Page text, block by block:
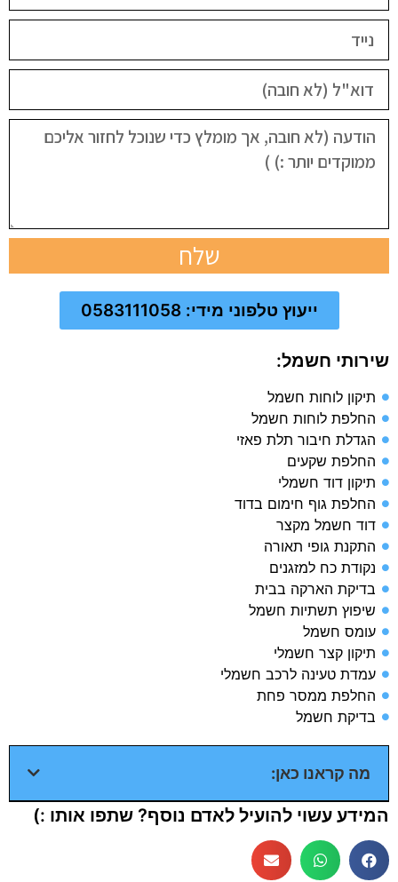
שלח
ייעוץ טלפוני מידי: 0583111058
שירותי חשמל:
תיקון לוחות חשמל
החלפת לוחות חשמל
הגדלת חיבור תלת פאזי
החלפת שקעים
תיקון דוד חשמלי
החלפת גוף חימום בדוד
דוד חשמל מקצר
התקנת גופי תאורה
נקודת כח למזגנים
בדיקת הארקה בבית​
שיפוץ תשתיות חשמל​
עומס חשמל​
תיקון קצר חשמלי​
עמדת טעינה לרכב חשמלי​
החלפת ממסר פחת​
בדיקת חשמל​
מה קראנו כאן:
המידע עשוי להועיל לאדם נוסף? שתפו אותו :)